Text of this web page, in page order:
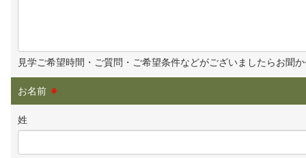
見学ご希望時間・ご質問・ご希望条件などがございましたらお聞
お名前 ※
姓